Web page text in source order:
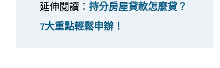
延伸閱讀： 持分房屋貸款怎麼貸？
7大重點輕鬆申辦！